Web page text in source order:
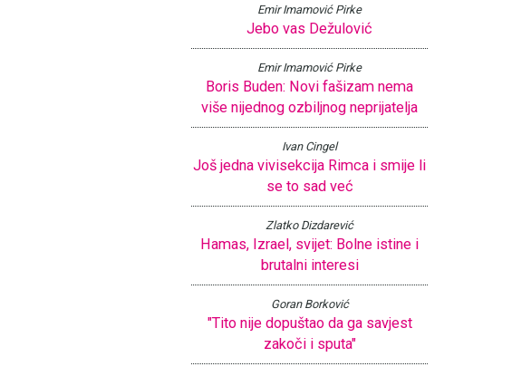
Emir Imamović Pirke
Jebo vas Dežulović
Emir Imamović Pirke
Boris Buden: Novi fašizam nema
više nijednog ozbiljnog neprijatelja
Ivan Cingel
Još jedna vivisekcija Rimca i smije li
se to sad već
Zlatko Dizdarević
Hamas, Izrael, svijet: Bolne istine i
brutalni interesi
Goran Borković
"Tito nije dopuštao da ga savjest
zakoči i sputa"